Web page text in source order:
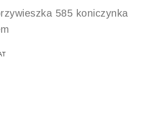
585 koniczynka